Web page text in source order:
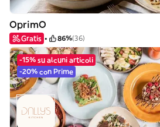
OprimO
Gratis 86%(36)
-15% su alcuni articoli
-20% con Prime